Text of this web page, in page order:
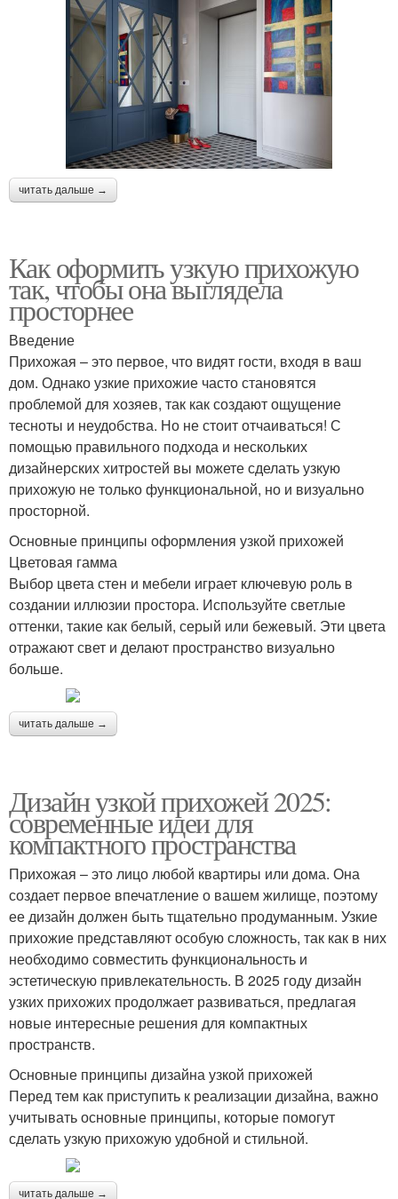
читать дальше →
Как оформить узкую прихожую
так, чтобы она выглядела
просторнее
Введение
Прихожая – это первое, что видят гости, входя в ваш
дом. Однако узкие прихожие часто становятся
проблемой для хозяев, так как создают ощущение
тесноты и неудобства. Но не стоит отчаиваться! С
помощью правильного подхода и нескольких
дизайнерских хитростей вы можете сделать узкую
прихожую не только функциональной, но и визуально
просторной.
Основные принципы оформления узкой прихожей
Цветовая гамма
Выбор цвета стен и мебели играет ключевую роль в
создании иллюзии простора. Используйте светлые
оттенки, такие как белый, серый или бежевый. Эти цвета
отражают свет и делают пространство визуально
больше.
читать дальше →
Дизайн узкой прихожей 2025:
современные идеи для
компактного пространства
Прихожая – это лицо любой квартиры или дома. Она
создает первое впечатление о вашем жилище, поэтому
ее дизайн должен быть тщательно продуманным. Узкие
прихожие представляют особую сложность, так как в них
необходимо совместить функциональность и
эстетическую привлекательность. В 2025 году дизайн
узких прихожих продолжает развиваться, предлагая
новые интересные решения для компактных
пространств.
Основные принципы дизайна узкой прихожей
Перед тем как приступить к реализации дизайна, важно
учитывать основные принципы, которые помогут
сделать узкую прихожую удобной и стильной.
читать дальше →